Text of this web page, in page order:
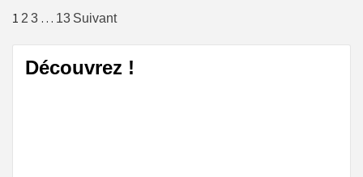
Navigation
des
articles
1 2 3 … 13 Suivant
Découvrez !